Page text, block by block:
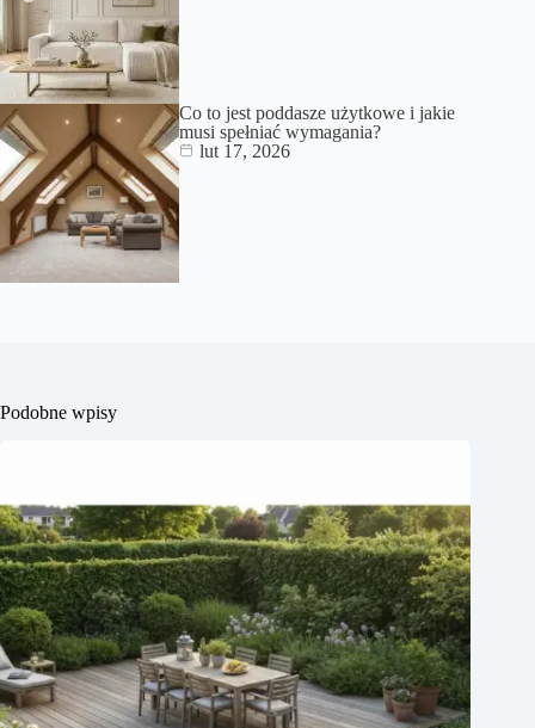
Co to jest poddasze użytkowe i jakie
musi spełniać wymagania?
lut 17, 2026
Podobne wpisy